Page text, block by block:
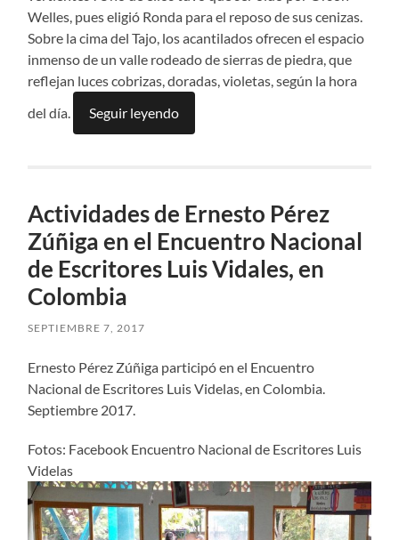
Welles, pues eligió Ronda para el reposo de sus cenizas.
Sobre la cima del Tajo, los acantilados ofrecen el espacio
inmenso de un valle rodeado de sierras de piedra, que
reflejan luces cobrizas, doradas, violetas, según la hora
del día.
Seguir leyendo
Actividades de Ernesto Pérez
Zúñiga en el Encuentro Nacional
de Escritores Luis Vidales, en
Colombia
SEPTIEMBRE 7, 2017
Ernesto Pérez Zúñiga participó en el Encuentro
Nacional de Escritores Luis Videlas, en Colombia.
Septiembre 2017.
Fotos: Facebook Encuentro Nacional de Escritores Luis
Videlas